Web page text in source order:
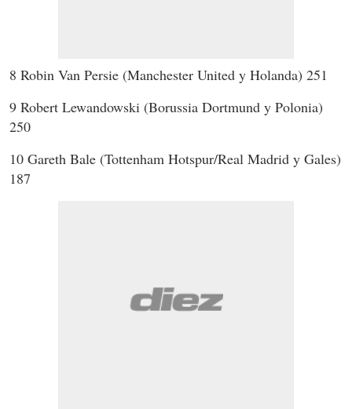
8 Robin Van Persie (Manchester United y Holanda) 251
9 Robert Lewandowski (Borussia Dortmund y Polonia)
250
10 Gareth Bale (Tottenham Hotspur/Real Madrid y Gales)
187